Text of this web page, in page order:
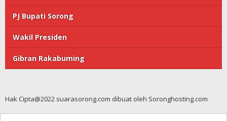
PJ Bupati Sorong
Wakil Presiden
Gibran Rakabuming
Hak Cipta@2022 suarasorong.com dibuat oleh Soronghosting.com